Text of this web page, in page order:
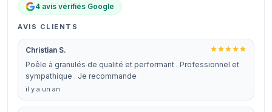
4 avis vérifiés Google
AVIS CLIENTS
Christian S.
Poêle à granulés de qualité et performant . Professionnel et
sympathique . Je recommande
il y a un an